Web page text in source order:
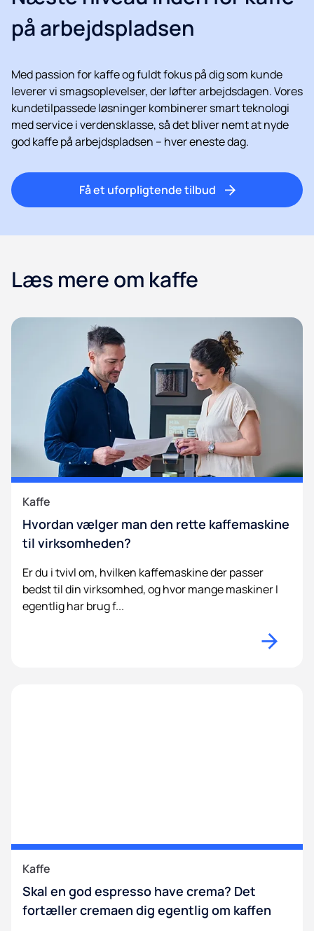
på arbejdspladsen
Med passion for kaffe og fuldt fokus på dig som kunde
leverer vi smagsoplevelser, der løfter arbejdsdagen. Vores
kundetilpassede løsninger kombinerer smart teknologi
med service i verdensklasse, så det bliver nemt at nyde
god kaffe på arbejdspladsen – hver eneste dag.
Få et uforpligtende tilbud
Læs mere om kaffe
Kaffe
Hvordan vælger man den rette kaffemaskine
til virksomheden?
Er du i tvivl om, hvilken kaffemaskine der passer
bedst til din virksomhed, og hvor mange maskiner I
egentlig har brug f...
Kaffe
Skal en god espresso have crema? Det
fortæller cremaen dig egentlig om kaffen